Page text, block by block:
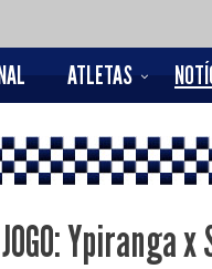
ATLETAS
Ypiranga x